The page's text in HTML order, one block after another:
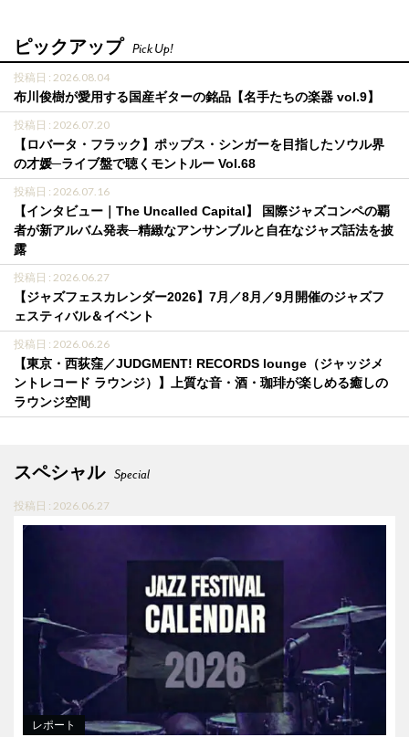
ピックアップ Pick Up!
投稿日 : 2026.08.04
布川俊樹が愛用する国産ギターの銘品【名手たちの楽器 vol.9】
投稿日 : 2026.07.20
【ロバータ・フラック】ポップス・シンガーを目指したソウル界
の才媛─ライブ盤で聴くモントルー Vol.68
投稿日 : 2026.07.16
【インタビュー｜The Uncalled Capital】 国際ジャズコンペの覇
者が新アルバム発表─精緻なアンサンブルと自在なジャズ話法を披
露
投稿日 : 2026.06.27
【ジャズフェスカレンダー2026】7月／8月／9月開催のジャズフ
ェスティバル＆イベント
投稿日 : 2026.06.26
【東京・西荻窪／JUDGMENT! RECORDS lounge（ジャッジメ
ントレコード ラウンジ）】上質な音・酒・珈琲が楽しめる癒しの
ラウンジ空間
スペシャル Special
投稿日 : 2026.06.27
レポート